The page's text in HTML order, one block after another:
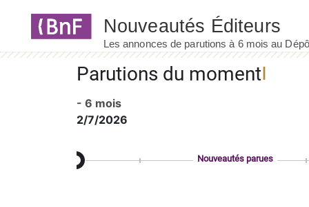
Parutions du moment
- 6 mois
2/7/2026
Nouveautés parues